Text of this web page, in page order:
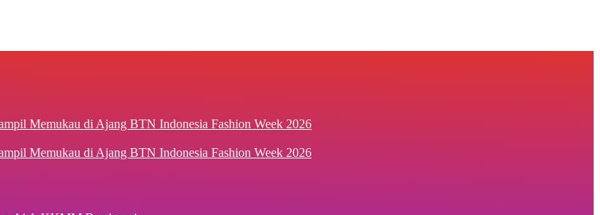
Memukau di Ajang BTN Indonesia Fashion Week 2026